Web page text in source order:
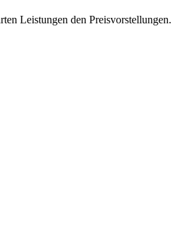
Leistungen den Preisvorstellungen.